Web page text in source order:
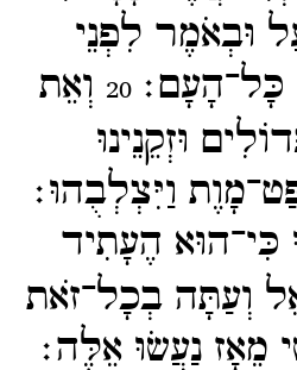
וּבְאֹמֶר לִפְנֵי
כָּל־​הָעָם׃20 וְאֵת
וּזְקֵנֵינוּ
וַיִּצְלְבֻהוּ׃
כִּי־​הוּא הֶעָתִיד
וְעַתָּה בְכָל־​זֹאת
מֵאָז נַעֲשֹוּ אֵלֶּה׃